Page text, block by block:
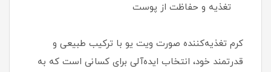
تغذیه و حفاظت از پوست
کرم تغذیه‌کننده صورت ویت یو با ترکیب طبیعی و
قدرتمند خود، انتخاب ایده‌آلی برای کسانی است که به